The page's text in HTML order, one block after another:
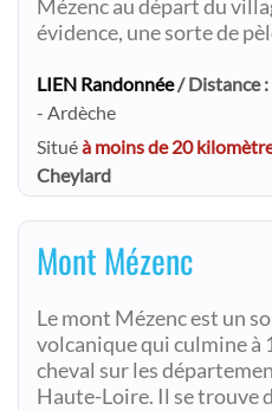
Mézenc au départ du
évidence, une sorte de
LIEN Randonnée/ Distance :
- Ardèche
Situéà moins de 20
Cheylard
Mont Mézenc
Le mont Mézenc est un
volcanique qui culmine à
cheval sur les
Haute-Loire. Il se trouve